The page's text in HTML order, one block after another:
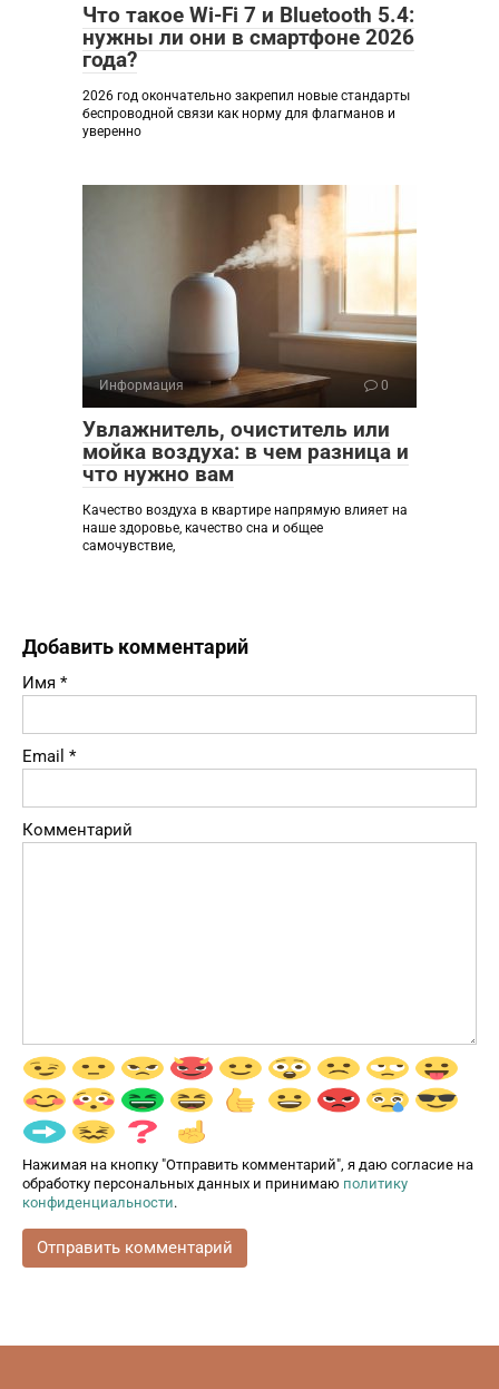
Что такое Wi-Fi 7 и Bluetooth 5.4:
нужны ли они в смартфоне 2026
года?
2026 год окончательно закрепил новые стандарты
беспроводной связи как норму для флагманов и
уверенно
Информация 0
Увлажнитель, очиститель или
мойка воздуха: в чем разница и
что нужно вам
Качество воздуха в квартире напрямую влияет на
наше здоровье, качество сна и общее
самочувствие,
Добавить комментарий
Имя *
Email *
Комментарий
Нажимая на кнопку "Отправить комментарий", я даю согласие на
обработку персональных данных и принимаю политику
конфиденциальности.